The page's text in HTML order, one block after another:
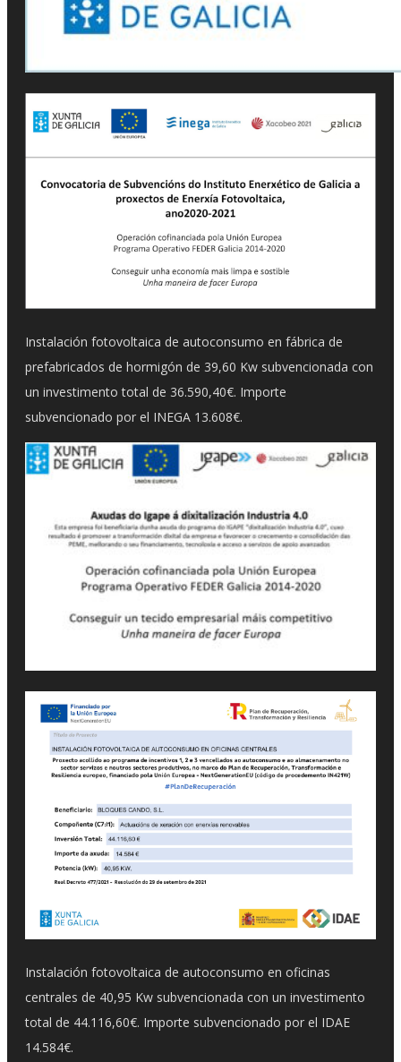
Instalación fotovoltaica de autoconsumo en fábrica de
prefabricados de hormigón de 39,60 Kw subvencionada con
un investimento total de 36.590,40€. Importe
subvencionado por el INEGA 13.608€.
Instalación fotovoltaica de autoconsumo en oficinas
centrales de 40,95 Kw subvencionada con un investimento
total de 44.116,60€. Importe subvencionado por el IDAE
14.584€.